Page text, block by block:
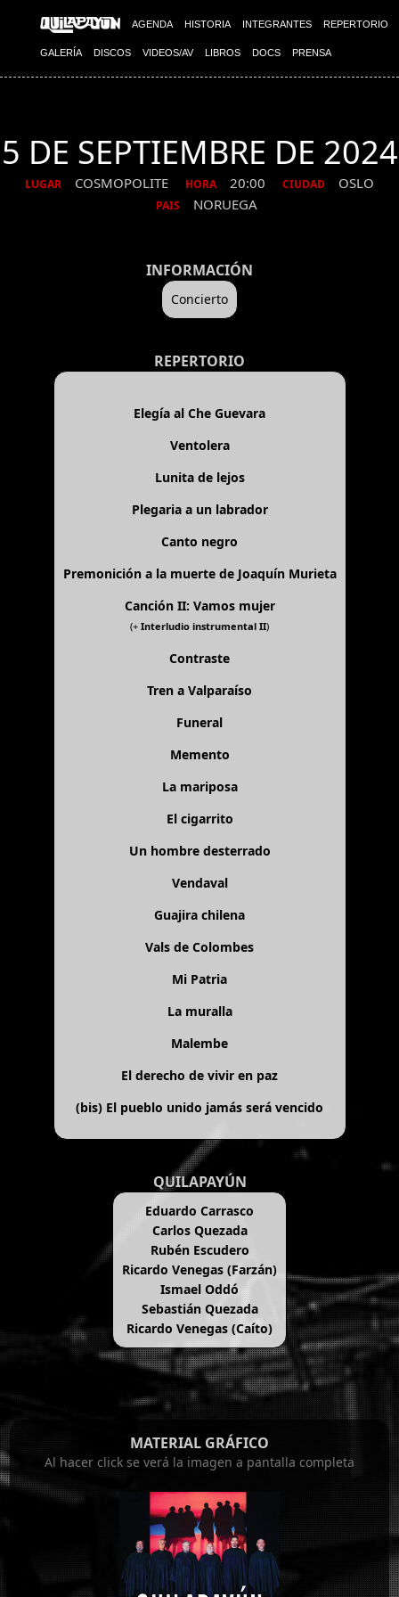
AGENDA HISTORIA INTEGRANTES REPERTORIO
GALERÍA DISCOS VIDEOS/AV LIBROS DOCS PRENSA
5 DE SEPTIEMBRE DE 2024
LUGAR COSMOPOLITE HORA 20:00 CIUDAD OSLO
PAIS NORUEGA
INFORMACIÓN
Concierto
REPERTORIO
Elegía al Che Guevara
Ventolera
Lunita de lejos
Plegaria a un labrador
Canto negro
Premonición a la muerte de Joaquín Murieta
Canción II: Vamos mujer
(+ Interludio instrumental II)
Contraste
Tren a Valparaíso
Funeral
Memento
La mariposa
El cigarrito
Un hombre desterrado
Vendaval
Guajira chilena
Vals de Colombes
Mi Patria
La muralla
Malembe
El derecho de vivir en paz
(bis) El pueblo unido jamás será vencido
QUILAPAYÚN
Eduardo Carrasco
Carlos Quezada
Rubén Escudero
Ricardo Venegas (Farzán)
Ismael Oddó
Sebastián Quezada
Ricardo Venegas (Caíto)
MATERIAL GRÁFICO
Al hacer click se verá la imagen a pantalla completa